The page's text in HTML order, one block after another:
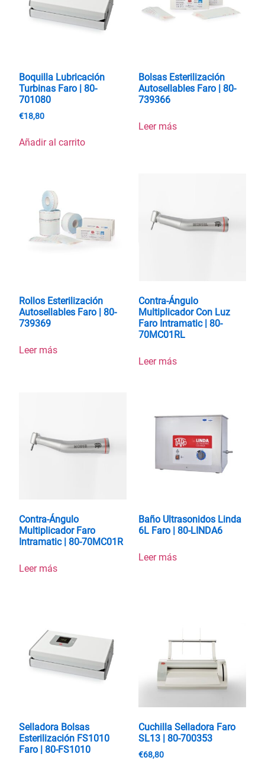
Boquilla Lubricación
Turbinas Faro | 80-
701080
€18,80
Añadir al carrito
Bolsas Esterilización
Autosellables Faro | 80-
739366
Leer más
Rollos Esterilización
Autosellables Faro | 80-
739369
Leer más
Contra-Ángulo
Multiplicador Con Luz
Faro Intramatic | 80-
70MC01RL
Leer más
Contra-Ángulo
Multiplicador Faro
Intramatic | 80-70MC01R
Leer más
Baño Ultrasonidos Linda
6L Faro | 80-LINDA6
Leer más
Selladora Bolsas
Esterilización FS1010
Faro | 80-FS1010
Cuchilla Selladora Faro
SL13 | 80-700353
€68,80